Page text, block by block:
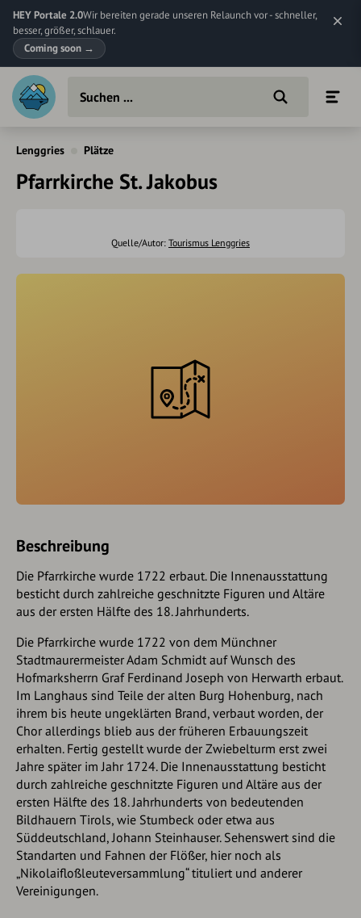
HEY Portale 2.0Wir bereiten gerade unseren Relaunch vor - schneller,
besser, größer, schlauer.
Coming soon →
Lenggries Plätze
Pfarrkirche St. Jakobus
Quelle/Autor: Tourismus Lenggries
Beschreibung
Die Pfarrkirche wurde 1722 erbaut. Die Innenausstattung
besticht durch zahlreiche geschnitzte Figuren und Altäre
aus der ersten Hälfte des 18. Jahrhunderts.
Die Pfarrkirche wurde 1722 von dem Münchner
Stadtmaurermeister Adam Schmidt auf Wunsch des
Hofmarksherrn Graf Ferdinand Joseph von Herwarth erbaut.
Im Langhaus sind Teile der alten Burg Hohenburg, nach
ihrem bis heute ungeklärten Brand, verbaut worden, der
Chor allerdings blieb aus der früheren Erbauungszeit
erhalten. Fertig gestellt wurde der Zwiebelturm erst zwei
Jahre später im Jahr 1724. Die Innenausstattung besticht
durch zahlreiche geschnitzte Figuren und Altäre aus der
ersten Hälfte des 18. Jahrhunderts von bedeutenden
Bildhauern Tirols, wie Stumbeck oder etwa aus
Süddeutschland, Johann Steinhauser. Sehenswert sind die
Standarten und Fahnen der Flößer, hier noch als
„Nikolaifloßleuteversammlung“ tituliert und anderer
Vereinigungen.